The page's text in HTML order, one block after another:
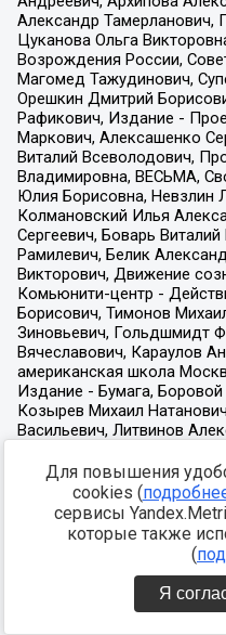
Для повышения
cookies (
сервисы
которые также
(
Я